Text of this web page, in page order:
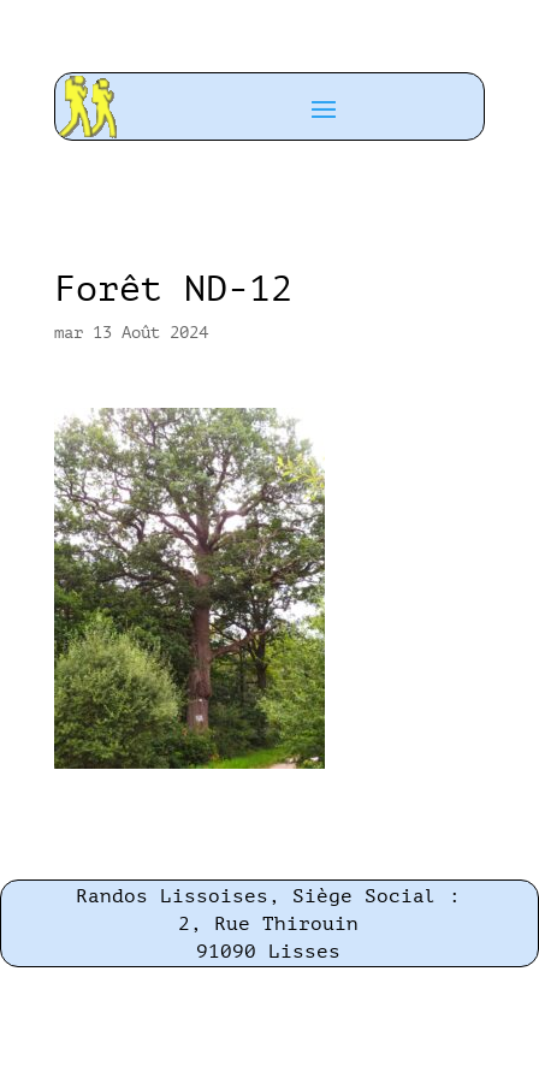
Forêt ND-12
mar 13 Août 2024
Randos Lissoises, Siège Social :
2, Rue Thirouin
91090 Lisses